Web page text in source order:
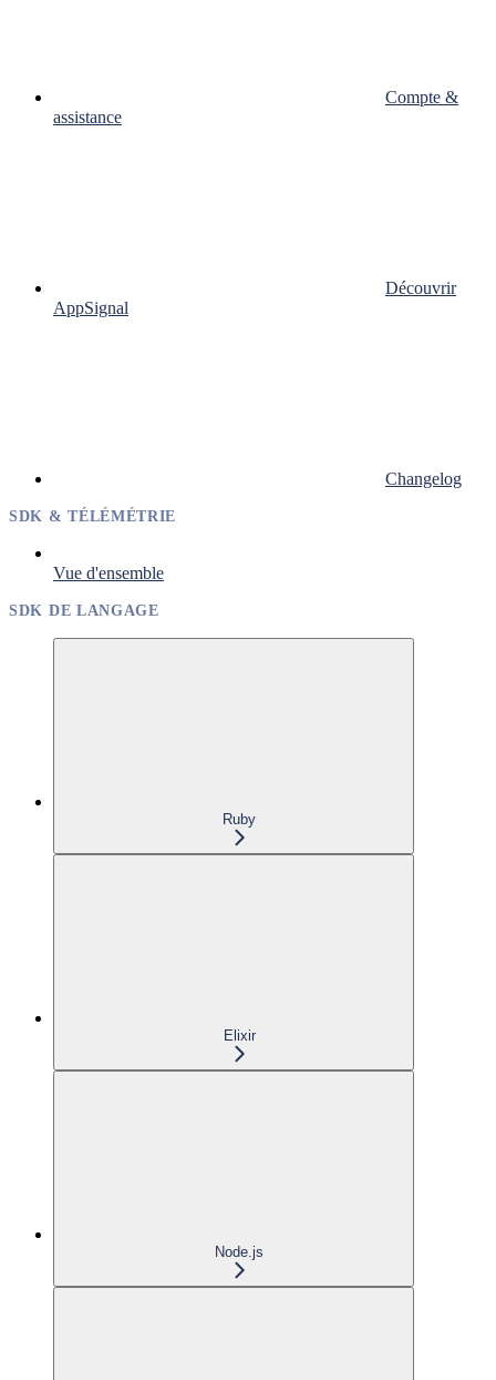
Compte &
assistance
Découvrir
AppSignal
Changelog
SDK & TÉLÉMÉTRIE
Vue d'ensemble
SDK DE LANGAGE
Ruby
Elixir
Node.js